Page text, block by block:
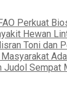
Perkuat
Hewan
Toni dan
Judol Sempat